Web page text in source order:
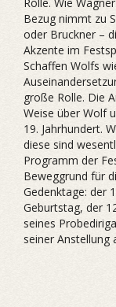
Bezug nimmt zu
oder Bruckner –
Akzente im
Schaffen Wolfs
große Rolle. Die
Weise über Wolf
19. Jahrhundert.
diese sind
Programm der
Beweggrund für
Gedenktage: der
Geburtstag, der
seines
seiner Anstellung